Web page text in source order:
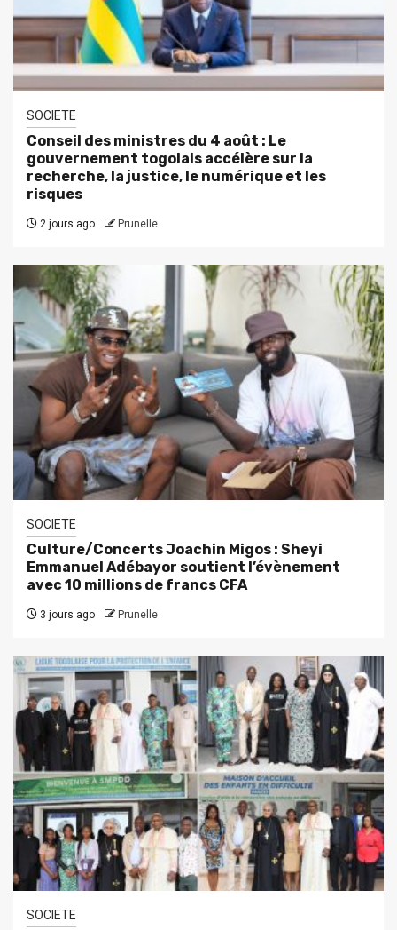
SOCIETE
Conseil des ministres du 4 août : Le
gouvernement togolais accélère sur la
recherche, la justice, le numérique et les
risques
2 jours ago Prunelle
SOCIETE
Culture/Concerts Joachin Migos : Sheyi
Emmanuel Adébayor soutient l’évènement
avec 10 millions de francs CFA
3 jours ago Prunelle
SOCIETE